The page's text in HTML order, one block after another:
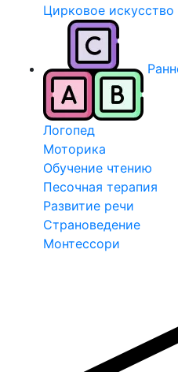
Цирковое искусство
Логопед
Моторика
Обучение чтению
Песочная терапия
Развитие речи
Страноведение
Монтессори